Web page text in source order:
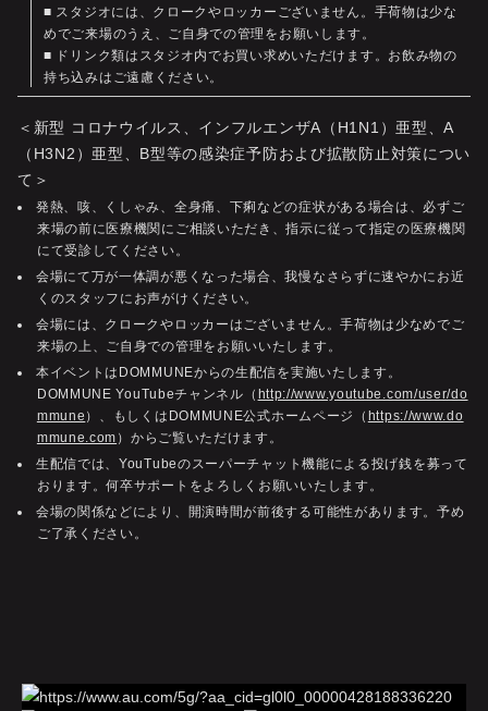
■ スタジオには、クロークやロッカーございません。手荷物は少な
めでご来場のうえ、ご自身での管理をお願いします。
■ ドリンク類はスタジオ内でお買い求めいただけます。お飲み物の
持ち込みはご遠慮ください。
＜新型 コロナウイルス、インフルエンザA（H1N1）亜型、A
（H3N2）亜型、B型等の感染症予防および拡散防止対策につい
て＞
発熱、咳、くしゃみ、全身痛、下痢などの症状がある場合は、必ずご
来場の前に医療機関にご相談いただき、指示に従って指定の医療機関
にて受診してください。
会場にて万が一体調が悪くなった場合、我慢なさらずに速やかにお近
くのスタッフにお声がけください。
会場には、クロークやロッカーはございません。手荷物は少なめでご
来場の上、ご自身での管理をお願いいたします。
本イベントはDOMMUNEからの生配信を実施いたします。
DOMMUNE YouTubeチャンネル（ http://www.youtube.com/user/do
mmune ）、もしくはDOMMUNE公式ホームページ（ https://www.do
mmune.com ）からご覧いただけます。
生配信では、YouTubeのスーパーチャット機能による投げ銭を募って
おります。何卒サポートをよろしくお願いいたします。
会場の関係などにより、開演時間が前後する可能性があります。予め
ご了承ください。